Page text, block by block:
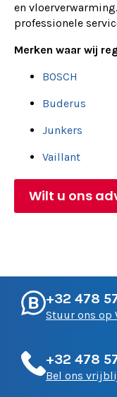
en
professionele
Merken waar wij
BOSCH
Buderus
Junkers
Vaillant
Wilt u ons
+32 478
Stuur ons op
+32 478
Bel ons